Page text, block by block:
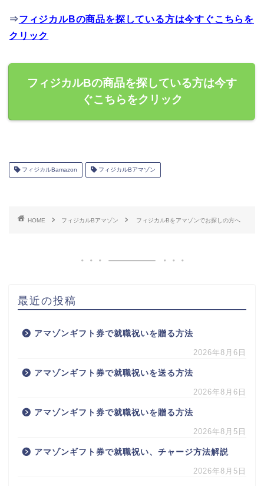
⇒フィジカルBの商品を探している方は今すぐこちらを
クリック
フィジカルBの商品を探している方は今す
ぐこちらをクリック
フィジカルBamazon フィジカルBアマゾン
HOME フィジカルBアマゾン フィジカルBをアマゾンでお探しの方へ
最近の投稿
アマゾンギフト券で就職祝いを贈る方法
2026年8月6日
アマゾンギフト券で就職祝いを送る方法
2026年8月6日
アマゾンギフト券で就職祝いを贈る方法
2026年8月5日
アマゾンギフト券で就職祝い、チャージ方法解説
2026年8月5日